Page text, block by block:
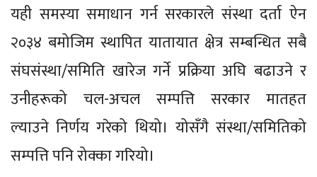
यही समस्या समाधान गर्न सरकारले संस्था दर्ता ऐन
२०३४ बमोजिम स्थापित यातायात क्षेत्र सम्बन्धित सबै
संघसंस्था/समिति खारेज गर्ने प्रक्रिया अघि बढाउने र
उनीहरूको चल-अचल सम्पत्ति सरकार मातहत
ल्याउने निर्णय गरेको थियो। योसँगै संस्था/समितिको
सम्पत्ति पनि रोक्का गरियो।